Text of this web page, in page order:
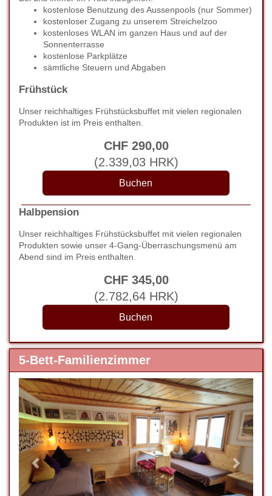
kostenlose Benutzung des Aussenpools (nur Sommer)
kostenloser Zugang zu unserem Streichelzoo
kostenloses WLAN im ganzen Haus und auf der
Sonnenterrasse
kostenlose Parkplätze
sämtliche Steuern und Abgaben
Frühstück
Unser reichhaltiges Frühstücksbuffet mit vielen regionalen
Produkten ist im Preis enthalten.
CHF 290,00
(2.339,03HRK)
Halbpension
Unser reichhaltiges Frühstücksbuffet mit vielen regionalen
Produkten sowie unser 4-Gang-Überraschungsmenü am
Abend sind im Preis enthalten.
CHF 345,00
(2.782,64HRK)
5-Bett-Familienzimmer
Previous
Next